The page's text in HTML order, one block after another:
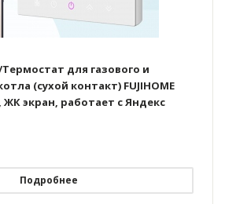
для газового и
(сухой контакт) FUJIHOME
ЖК экран, работает с Яндекс
Подробнее